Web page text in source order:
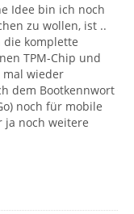
Idee bin ich noch
zu wollen, ist ..
die komplette
TPM-Chip und
mal wieder
dem Bootkennwort
noch für mobile
ja noch weitere